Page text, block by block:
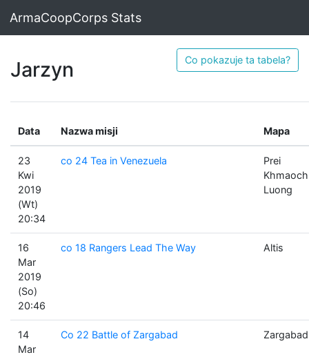
ArmaCoopCorps Stats
Jarzyn Co pokazuje ta tabela?
Data Nazwa misji Mapa
23
Kwi
2019
(Wt)
20:34
co 24 Tea in Venezuela
Prei
Khmaoch
Luong
16
Mar
2019
(So)
20:46
co 18 Rangers Lead The Way Altis
14
Mar
Co 22 Battle of Zargabad Zargabad